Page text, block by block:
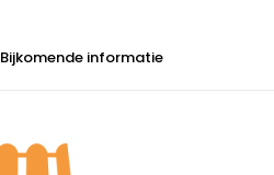
Bijkomende informatie